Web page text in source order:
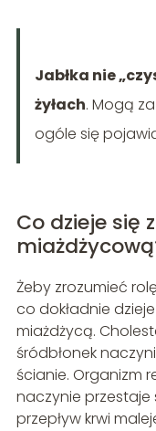
Jabłka nie
żyłach. Mogą
ogóle się
Co dzieje się
Żeby zrozumieć
co dokładnie
miażdżycą.
śródbłonek
ścianie. Organizm
naczynie przestaje
przepływ krwi